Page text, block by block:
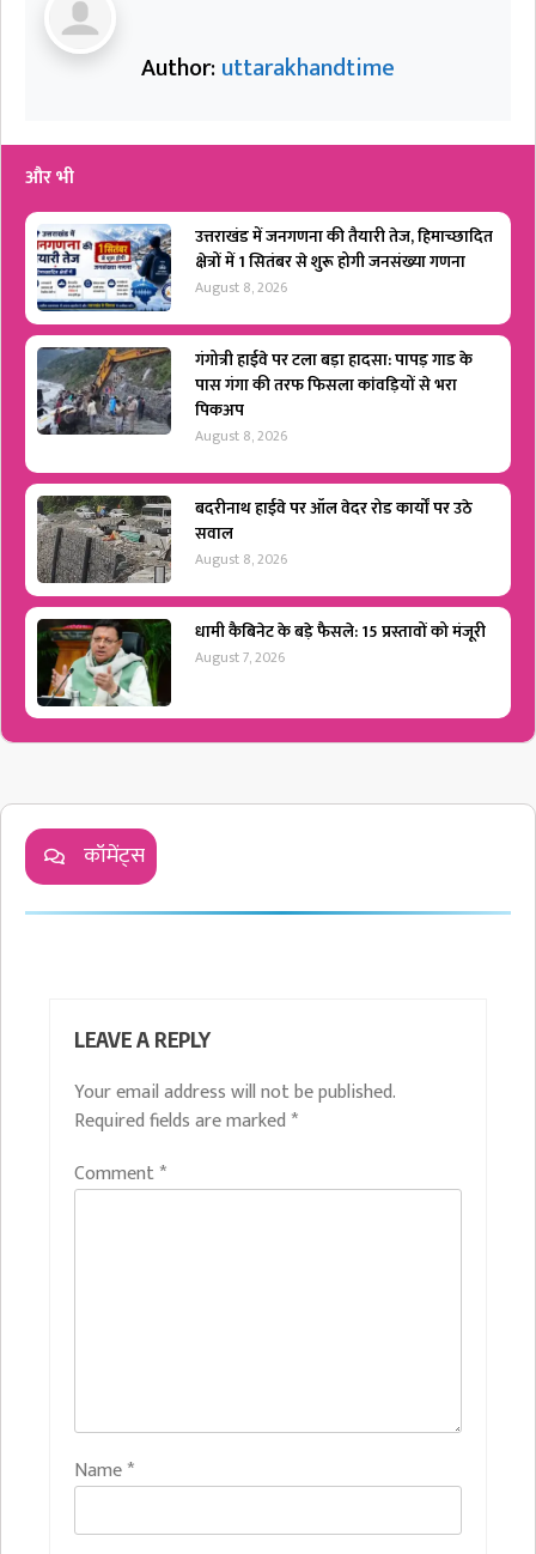
Author:uttarakhandtime
और भी
उत्तराखंड में जनगणना की तैयारी तेज, हिमाच्छादित
क्षेत्रों में 1 सितंबर से शुरू होगी जनसंख्या गणना
August 8, 2026
गंगोत्री हाईवे पर टला बड़ा हादसा: पापड़ गाड के
पास गंगा की तरफ फिसला कांवड़ियों से भरा
पिकअप
August 8, 2026
बदरीनाथ हाईवे पर ऑल वेदर रोड कार्यों पर उठे
सवाल
August 8, 2026
धामी कैबिनेट के बड़े फैसले: 15 प्रस्तावों को मंजूरी
August 7, 2026
कॉमेंट्स
LEAVE A REPLY
Your email address will not be published.
Required fields are marked *
Comment*
Name*